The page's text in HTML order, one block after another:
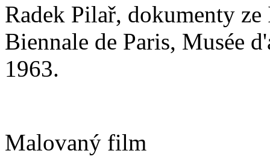
Radek Pilař, dokumenty
Biennale de Paris, Musée
1963.
Malovaný film